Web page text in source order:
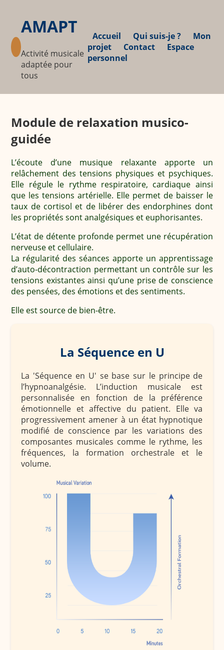
AMAPT
Activité musicale
adaptée pour
tous
Accueil Qui suis-je ?
Mon
projet
Contact
Espace
personnel
Module de relaxation musico-
guidée
L’écoute d’une musique relaxante apporte un
relâchement des tensions physiques et psychiques.
Elle régule le rythme respiratoire, cardiaque ainsi
que les tensions artérielle. Elle permet de baisser le
taux de cortisol et de libérer des endorphines dont
les propriétés sont analgésiques et euphorisantes.
L’état de détente profonde permet une récupération
nerveuse et cellulaire.
La régularité des séances apporte un apprentissage
d’auto-décontraction permettant un contrôle sur les
tensions existantes ainsi qu’une prise de conscience
des pensées, des émotions et des sentiments.
Elle est source de bien-être.
La Séquence en U
La 'Séquence en U' se base sur le principe de
l’hypnoanalgésie. L’induction musicale est
personnalisée en fonction de la préférence
émotionnelle et affective du patient. Elle va
progressivement amener à un état hypnotique
modifié de conscience par les variations des
composantes musicales comme le rythme, les
fréquences, la formation orchestrale et le
volume.